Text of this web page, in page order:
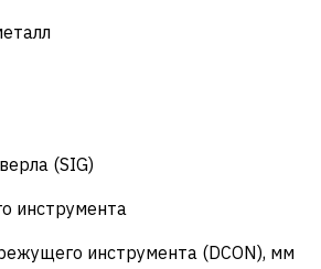
(SIG)
инструмента
инструмента (DCON), мм